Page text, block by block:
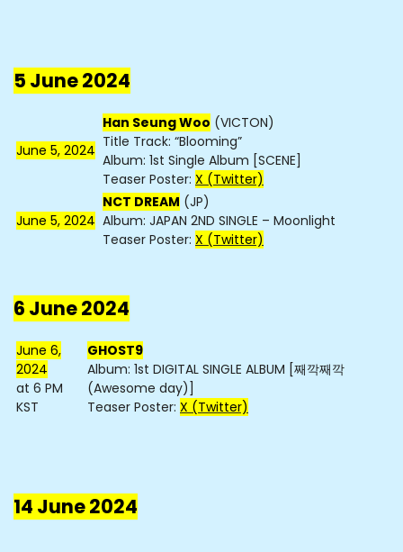
5 June 2024
June 5, 2024
Han Seung Woo (VICTON)
Title Track: “Blooming”
Album: 1st Single Album [SCENE]
Teaser Poster: X (Twitter)
June 5, 2024
NCT DREAM (JP)
Album: JAPAN 2ND SINGLE – Moonlight
Teaser Poster: X (Twitter)
6 June 2024
June 6,
2024
at 6 PM
KST
GHOST9
Album: 1st DIGITAL SINGLE ALBUM [째깍째깍
(Awesome day)]
Teaser Poster: X (Twitter)
14 June 2024